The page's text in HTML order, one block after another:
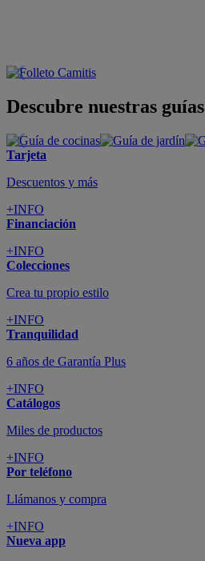
Descubre nuestras guías
Tarjeta
Descuentos y más
+INFO
Financiación
+INFO
Colecciones
Crea tu propio estilo
+INFO
Tranquilidad
6 años de Garantía Plus
+INFO
Catálogos
Miles de productos
+INFO
Por teléfono
Llámanos y compra
+INFO
Nueva app